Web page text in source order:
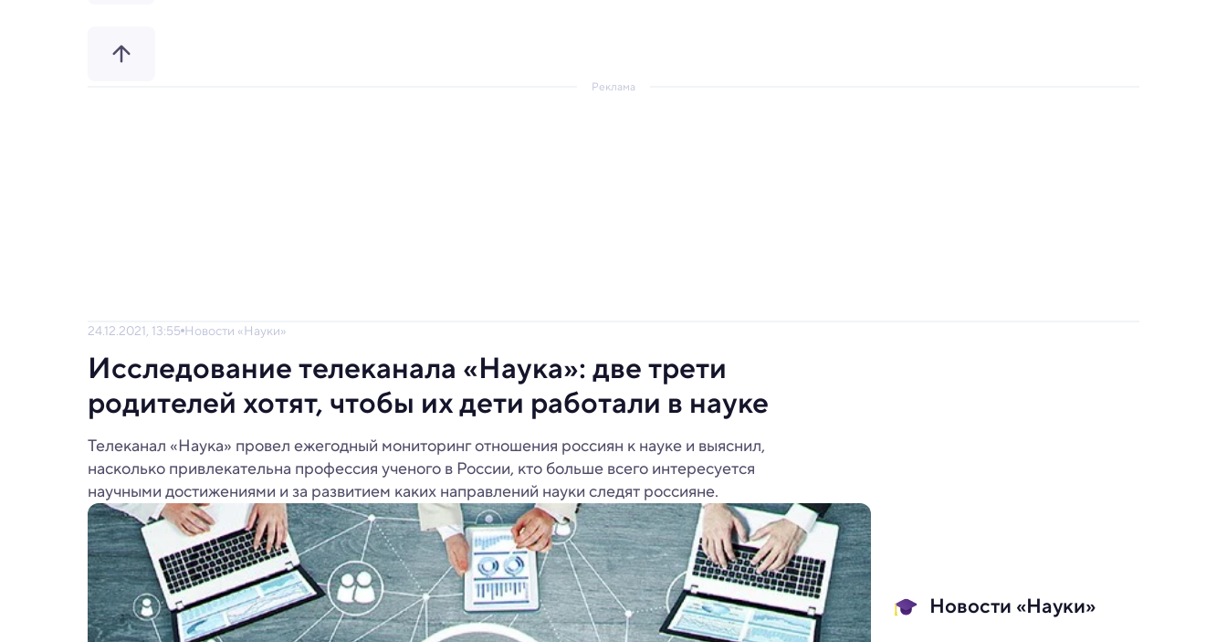
Реклама
24.12.2021, 13:55 Новости «Науки»
Исследование телеканала «Наука»: две трети
родителей хотят, чтобы их дети работали в науке
Телеканал «Наука» провел ежегодный мониторинг отношения россиян к науке и выяснил,
насколько привлекательна профессия ученого в России, кто больше всего интересуется
научными достижениями и за развитием каких направлений науки следят россияне.
Новости «Науки»